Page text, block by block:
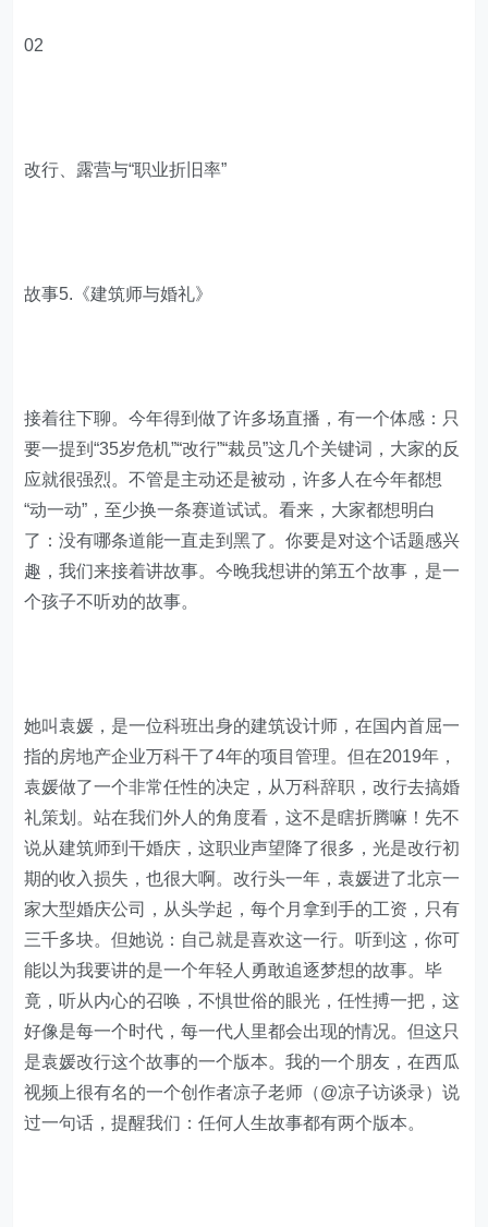
02
改行、露营与“职业折旧率”
故事5.《建筑师与婚礼》
接着往下聊。今年得到做了许多场直播，有一个体感：只
要一提到“35岁危机”“改行”“裁员”这几个关键词，大家的反
应就很强烈。不管是主动还是被动，许多人在今年都想
“动一动”，至少换一条赛道试试。看来，大家都想明白
了：没有哪条道能一直走到黑了。你要是对这个话题感兴
趣，我们来接着讲故事。今晚我想讲的第五个故事，是一
个孩子不听劝的故事。
她叫袁媛，是一位科班出身的建筑设计师，在国内首屈一
指的房地产企业万科干了4年的项目管理。但在2019年，
袁媛做了一个非常任性的决定，从万科辞职，改行去搞婚
礼策划。站在我们外人的角度看，这不是瞎折腾嘛！先不
说从建筑师到干婚庆，这职业声望降了很多，光是改行初
期的收入损失，也很大啊。改行头一年，袁媛进了北京一
家大型婚庆公司，从头学起，每个月拿到手的工资，只有
三千多块。但她说：自己就是喜欢这一行。听到这，你可
能以为我要讲的是一个年轻人勇敢追逐梦想的故事。毕
竟，听从内心的召唤，不惧世俗的眼光，任性搏一把，这
好像是每一个时代，每一代人里都会出现的情况。但这只
是袁媛改行这个故事的一个版本。我的一个朋友，在西瓜
视频上很有名的一个创作者凉子老师（@凉子访谈录）说
过一句话，提醒我们：任何人生故事都有两个版本。